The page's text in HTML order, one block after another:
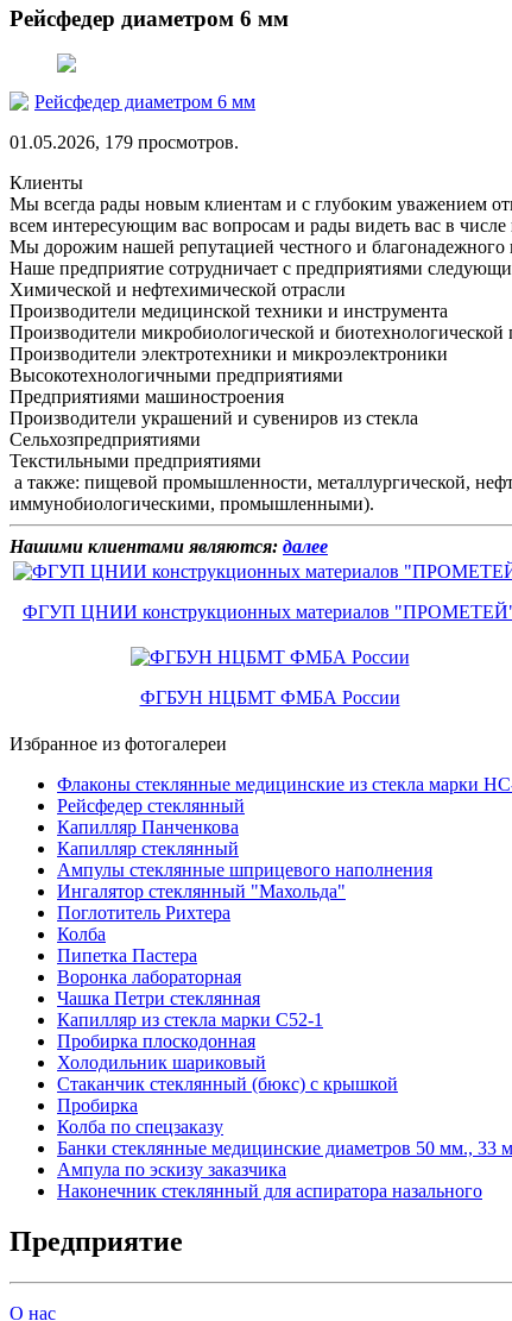
Рейсфедер диаметром 6 мм
Рейсфедер диаметром 6 мм
01.05.2026, 179 просмотров.
Клиенты
Мы всегда рады новым клиентам и с глубоким уважением
всем интересующим вас вопросам и рады видеть вас в
Мы дорожим нашей репутацией честного и благонадежного
Наше предприятие сотрудничает с предприятиями
Химической и нефтехимической отрасли
Производители медицинской техники и инструмента
Производители микробиологической и биотехнологической
Производители электротехники и микроэлектроники
Высокотехнологичными предприятиями
Предприятиями машиностроения
Производители украшений и сувениров из стекла
Сельхозпредприятиями
Текстильными предприятиями
а также: пищевой промышленности, металлургической,
иммунобиологическими, промышленными).
Нашими клиентами являются: далее
ФГУП ЦНИИ конструкционных материалов
ФГБУН НЦБМТ ФМБА России
Избранное из фотогалереи
Флаконы стеклянные медицинские из стекла марки
Рейсфедер стеклянный
Капилляр Панченкова
Капилляр стеклянный
Ампулы стеклянные шприцевого наполнения
Ингалятор стеклянный "Махольда"
Поглотитель Рихтера
Колба
Пипетка Пастера
Воронка лабораторная
Чашка Петри стеклянная
Капилляр из стекла марки С52-1
Пробирка плоскодонная
Холодильник шариковый
Стаканчик стеклянный (бюкс) с крышкой
Пробирка
Колба по спецзаказу
Банки стеклянные медицинские диаметров 50 мм., 33
Ампула по эскизу заказчика
Наконечник стеклянный для аспиратора назального
Предприятие
О нас